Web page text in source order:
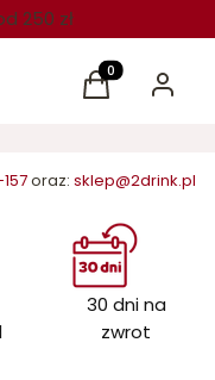
250 zł
Produkty w
Koszyk Zaloguj
oraz: sklep@2drink.pl
30 dni na
zwrot